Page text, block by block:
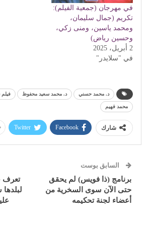
في مهرجان (جمعية الفيلم):
تكريم (جمال سليمان،
ومحمد ياسين، ومنى زكي،
وحسين رياض)
2 أبريل، 2025
في "سلايدر"
د. محمد حسني د. محمد سعيد محفوظ فيلم
محمد فهيم
شارك Facebook
Twitter
السابق بوست
برنامج (ذا فويس) لم يحقق
حتى الآن سوى السخرية من
أعضاء لجنة تحكيمه
تعرف